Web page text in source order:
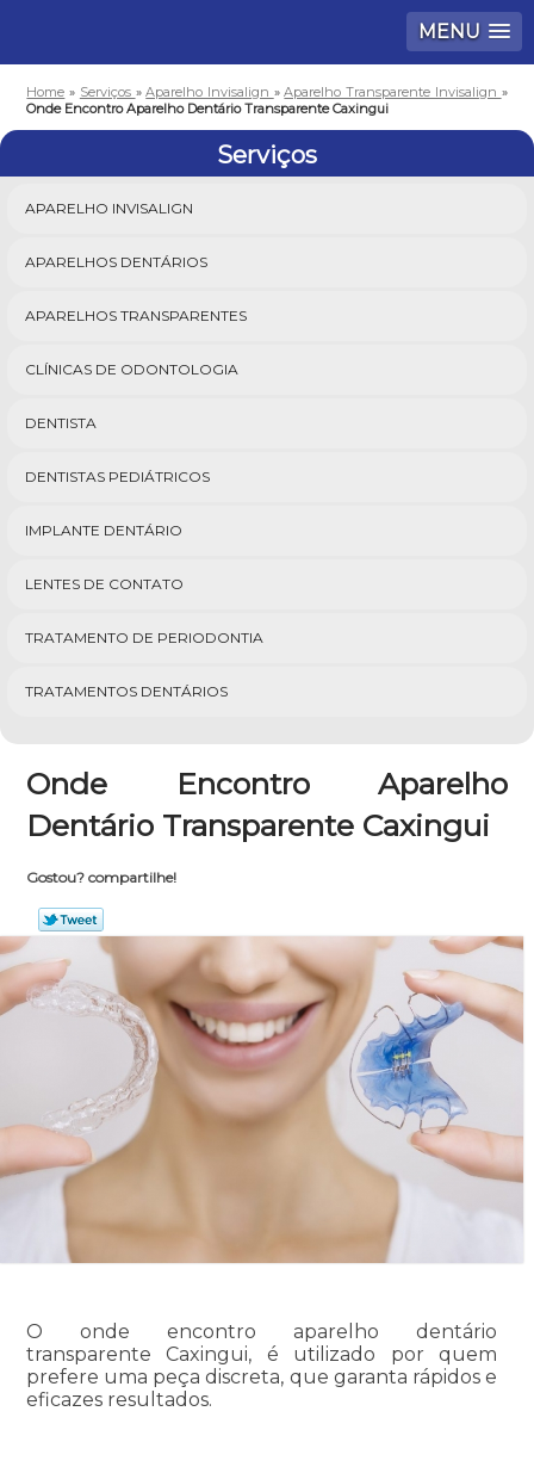
MENU
Home » Serviços »Aparelho Invisalign »Aparelho Transparente Invisalign »
Onde Encontro Aparelho Dentário Transparente Caxingui
Serviços
APARELHO INVISALIGN
APARELHOS DENTÁRIOS
APARELHOS TRANSPARENTES
CLÍNICAS DE ODONTOLOGIA
DENTISTA
DENTISTAS PEDIÁTRICOS
IMPLANTE DENTÁRIO
LENTES DE CONTATO
TRATAMENTO DE PERIODONTIA
TRATAMENTOS DENTÁRIOS
Onde Encontro Aparelho
Dentário Transparente Caxingui
Gostou? compartilhe!
O onde encontro aparelho dentário
transparente Caxingui, é utilizado por quem
prefere uma peça discreta, que garanta rápidos e
eficazes resultados.